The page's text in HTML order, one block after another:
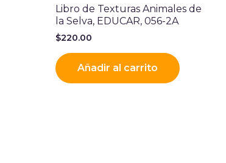
Libro de Texturas Animales de
la Selva, EDUCAR, 056-2A
$220.00
Añadir al carrito